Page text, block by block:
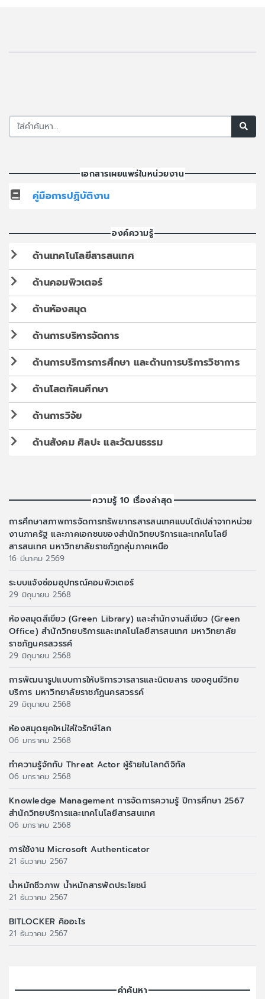
เอกสารเผยแพร่ในหน่วยงาน
คู่มือการปฏิบัติงาน
องค์ความรู้
ด้านเทคโนโลยีสารสนเทศ
ด้านคอมพิวเตอร์
ด้านห้องสมุด
ด้านการบริหารจัดการ
ด้านการบริการการศึกษา และด้านการบริการวิชาการ
ด้านโสตทัศนศึกษา
ด้านการวิจัย
ด้านสังคม ศิลปะ และวัฒนธรรม
ความรู้ 10 เรื่องล่าสุด
การศึกษาสภาพการจัดการทรัพยากรสารสนเทศแบบได้เปล่าจากหน่วย
งานภาครัฐ และภาคเอกชนของสำนักวิทยบริการและเทคโนโลยี
สารสนเทศ มหาวิทยาลัยราชภัฏกลุ่มภาคเหนือ
16 มีนาคม 2569
ระบบแจ้งซ่อมอุปกรณ์คอมพิวเตอร์
29 มิถุนายน 2568
ห้องสมุดสีเขียว (Green Library) และสำนักงานสีเขียว (Green
Office) สำนักวิทยบริการและเทคโนโลยีสารสนเทศ มหาวิทยาลัย
ราชภัฏนครสวรรค์
29 มิถุนายน 2568
การพัฒนารูปแบบการให้บริการวารสารและนิตยสาร ของศูนย์วิทย
บริการ มหาวิทยาลัยราชภัฏนครสวรรค์
29 มิถุนายน 2568
ห้องสมุดยุคใหม่ใส่ใจรักษ์โลก
06 มกราคม 2568
ทำความรู้จักกับ Threat Actor ผู้ร้ายในโลกดิจิทัล
06 มกราคม 2568
Knowledge Management การจัดการความรู้ ปีการศึกษา 2567
สำนักวิทยบริการและเทคโนโลยีสารสนเทศ
06 มกราคม 2568
การใช้งาน Microsoft Authenticator
21 ธันวาคม 2567
น้ำหมักชีวภาพ น้ำหมักสารพัดประโยชน์
21 ธันวาคม 2567
BITLOCKER คิออะไร
21 ธันวาคม 2567
คำค้นหา